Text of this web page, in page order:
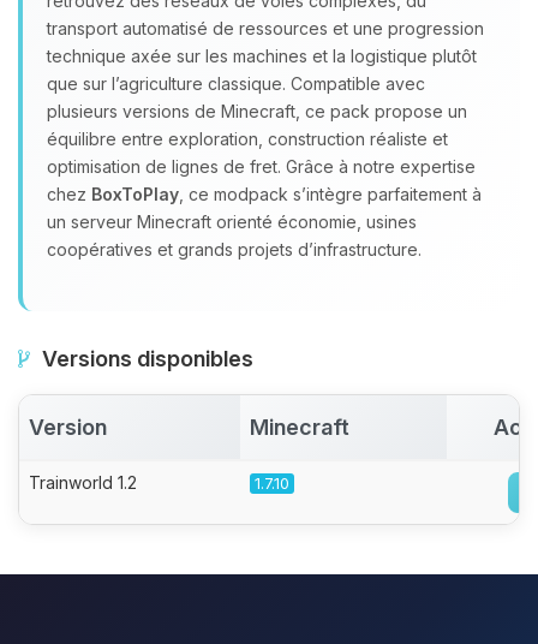
transport automatisé de ressources et une progression
technique axée sur les machines et la logistique plutôt
que sur l’agriculture classique. Compatible avec
plusieurs versions de Minecraft, ce pack propose un
équilibre entre exploration, construction réaliste et
optimisation de lignes de fret. Grâce à notre expertise
chez BoxToPlay , ce modpack s’intègre parfaitement à
un serveur Minecraft orienté économie, usines
coopératives et grands projets d’infrastructure.
Versions disponibles
Version Minecraft
Trainworld 1.2 1.7.10